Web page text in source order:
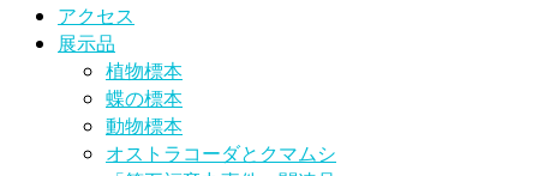
アクセス
展示品
植物標本
蝶の標本
動物標本
オストラコーダとクマムシ